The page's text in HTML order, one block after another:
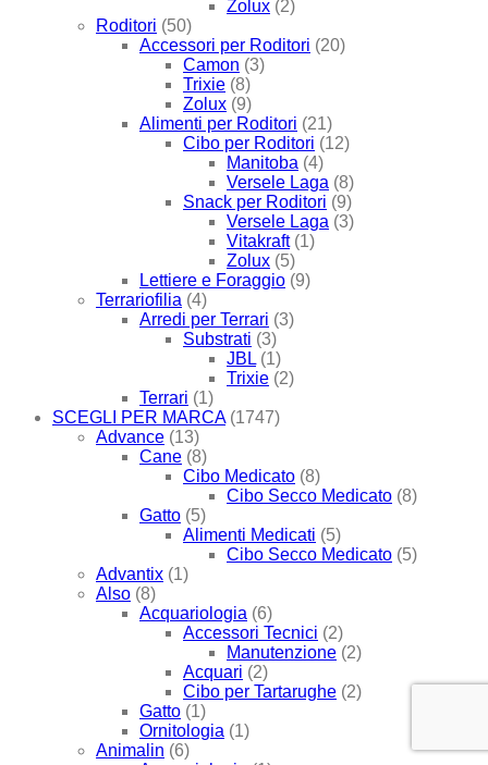
Zolux (2)
Roditori (50)
Accessori per Roditori (20)
Camon (3)
Trixie (8)
Zolux (9)
Alimenti per Roditori (21)
Cibo per Roditori (12)
Manitoba (4)
Versele Laga (8)
Snack per Roditori (9)
Versele Laga (3)
Vitakraft (1)
Zolux (5)
Lettiere e Foraggio (9)
Terrariofilia (4)
Arredi per Terrari (3)
Substrati (3)
JBL (1)
Trixie (2)
Terrari (1)
SCEGLI PER MARCA (1747)
Advance (13)
Cane (8)
Cibo Medicato (8)
Cibo Secco Medicato (8)
Gatto (5)
Alimenti Medicati (5)
Cibo Secco Medicato (5)
Advantix (1)
Also (8)
Acquariologia (6)
Accessori Tecnici (2)
Manutenzione (2)
Acquari (2)
Cibo per Tartarughe (2)
Gatto (1)
Ornitologia (1)
Animalin (6)